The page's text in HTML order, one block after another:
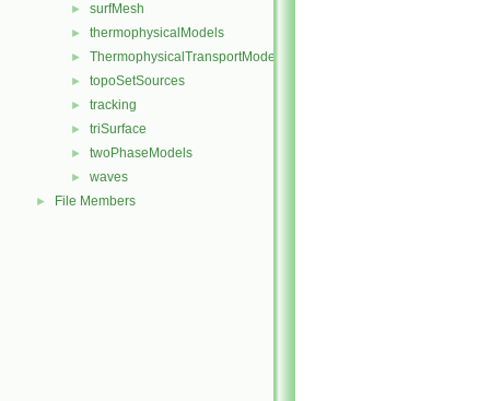
► surfMesh
► thermophysicalModels
► ThermophysicalTransportModels
► topoSetSources
► tracking
► triSurface
► twoPhaseModels
► waves
► File Members